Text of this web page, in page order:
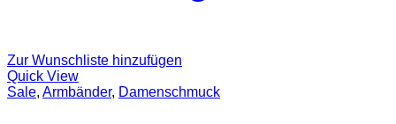
Zur Wunschliste hinzufügen
Quick View
Sale, Armbänder, Damenschmuck